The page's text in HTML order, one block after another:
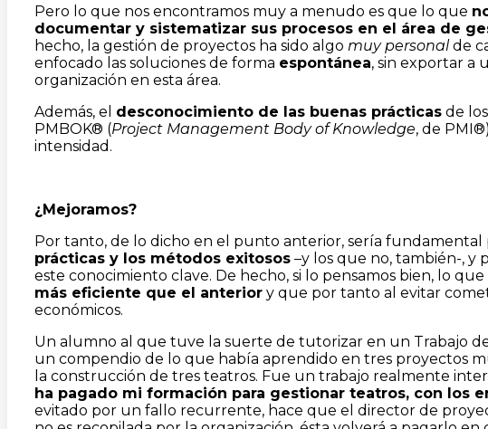
Pero lo que nos encontramos muy a menudo es que lo que
documentar y sistematizar sus procesos en el área de
hecho, la gestión de proyectos ha sido algo muy personalde
enfocado las soluciones de forma espontánea, sin exportar a
organización en esta área.
Además, el desconocimiento de las buenas prácticas de
PMBOK® (Project Management Body of Knowledge, de
intensidad.
¿Mejoramos?
Por tanto, de lo dicho en el punto anterior, sería fundamental
prácticas y los métodos exitosos –y los que no, también-, y
este conocimiento clave. De hecho, si lo pensamos bien, lo
más eficiente que el anterior y que por tanto al evitar
económicos.
Un alumno al que tuve la suerte de tutorizar en un Trabajo
un compendio de lo que había aprendido en tres proyectos
la construcción de tres teatros. Fue un trabajo realmente
ha pagado mi formación para gestionar teatros, con los
evitado por un fallo recurrente, hace que el director de